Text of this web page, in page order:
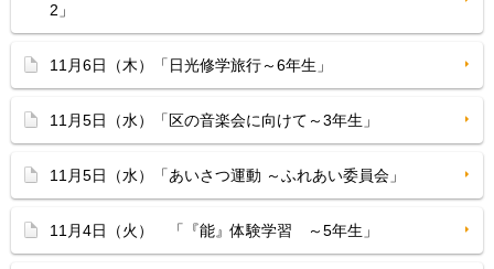
2」
11月6日（木）「日光修学旅行～6年生」
11月5日（水）「区の音楽会に向けて～3年生」
11月5日（水）「あいさつ運動 ～ふれあい委員会」
11月4日（火） 「『能』体験学習 ～5年生」